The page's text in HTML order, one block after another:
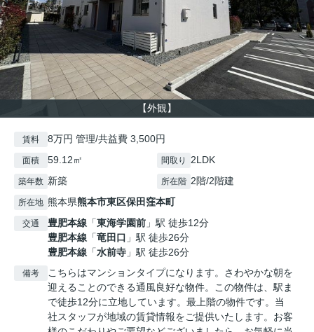
【外観】
賃料 8万円 管理/共益費 3,500円
面積 59.12㎡ 間取り 2LDK
築年数 新築 所在階 2階/2階建
所在地 熊本県熊本市東区保田窪本町
交通 豊肥本線 「東海学園前 」駅 徒歩12分
豊肥本線 「竜田口 」駅 徒歩26分
豊肥本線 「水前寺 」駅 徒歩26分
備考
こちらはマンションタイプになります。さわやかな朝を
迎えることのできる通風良好な物件。この物件は、駅ま
で徒歩12分に立地しています。最上階の物件です。当
社スタッフが地域の賃貸情報をご提供いたします。お客